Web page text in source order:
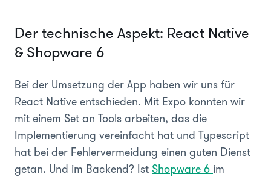
Der technische Aspekt: React Native
& Shopware 6
Bei der Umsetzung der App haben wir uns für
React Native entschieden. Mit Expo konnten wir
mit einem Set an Tools arbeiten, das die
Implementierung vereinfacht hat und Typescript
hat bei der Fehlervermeidung einen guten Dienst
getan. Und im Backend? IstShopware 6im